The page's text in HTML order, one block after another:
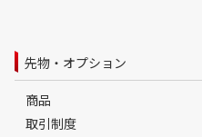
先物・オプション
商品
取引制度